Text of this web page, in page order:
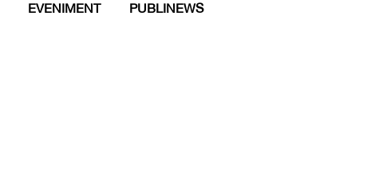
EVENIMENT PUBLINEWS